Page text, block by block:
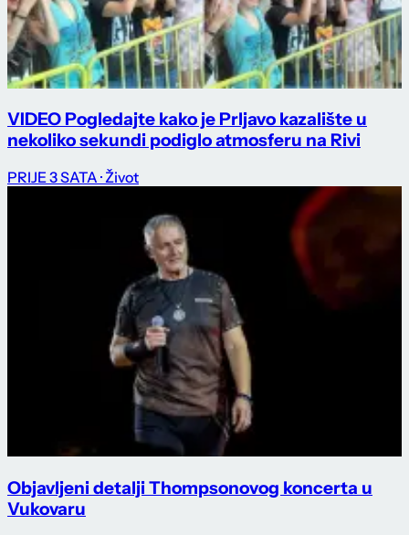
VIDEO Pogledajte kako je Prljavo kazalište u
nekoliko sekundi podiglo atmosferu na Rivi
PRIJE 3 SATA · Život
Objavljeni detalji Thompsonovog koncerta u
Vukovaru